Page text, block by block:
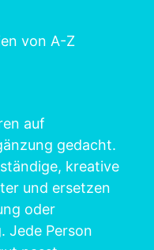
von A-Z
auf
gedacht.
kreative
und ersetzen
oder
Jede Person